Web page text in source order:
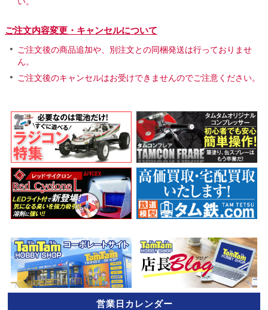
ご注文内容変更・キャンセルについて
ご注文後の商品追加や、別注文との同梱発送は行っておりませ
ん。
ご注文後のキャンセルはお受けできませんのでご注意ください。
営業日カレンダー